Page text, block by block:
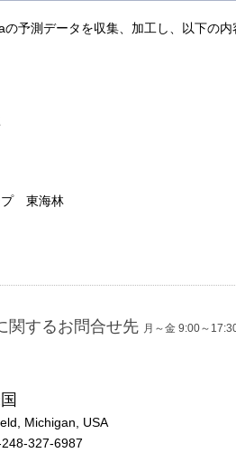
予測データを収集、加工し、以下の内
プ 東海林
関するお問合せ先 月～金 9:00～
Michigan, USA
327-6987